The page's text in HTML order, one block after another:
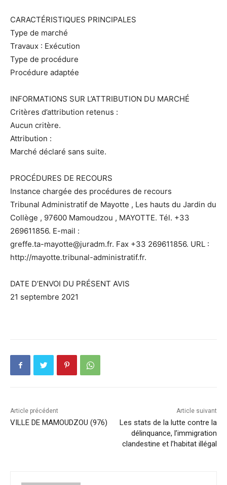
CARACTÉRISTIQUES PRINCIPALES
Type de marché
Travaux : Exécution
Type de procédure
Procédure adaptée
INFORMATIONS SUR L’ATTRIBUTION DU MARCHÉ
Critères d’attribution retenus :
Aucun critère.
Attribution :
Marché déclaré sans suite.
PROCÉDURES DE RECOURS
Instance chargée des procédures de recours
Tribunal Administratif de Mayotte , Les hauts du Jardin du
Collège , 97600 Mamoudzou , MAYOTTE. Tél. +33
269611856. E-mail :
greffe.ta-mayotte@juradm.fr. Fax +33 269611856. URL :
http://mayotte.tribunal-administratif.fr.
DATE D’ENVOI DU PRÉSENT AVIS
21 septembre 2021
Article précédent
VILLE DE MAMOUDZOU (976)
Article suivant
Les stats de la lutte contre la
délinquance, l’immigration
clandestine et l’habitat illégal